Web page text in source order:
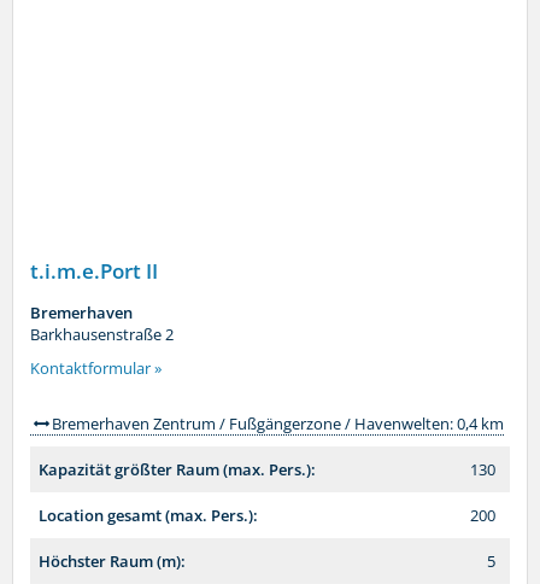
t.i.m.e.Port II
Bremerhaven
Barkhausenstraße 2
Kontaktformular »
Bremerhaven Zentrum / Fußgängerzone / Havenwelten: 0,4 km
Kapazität größter Raum (max. Pers.): 130
Location gesamt (max. Pers.): 200
Höchster Raum (m): 5